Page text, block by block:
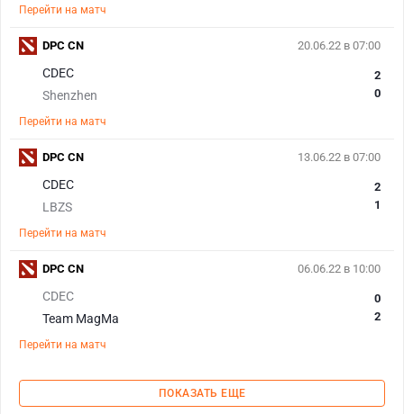
Перейти на матч
20.06.22 в 07:00
CDEC
Shenzhen
2
0
Перейти на матч
DPC CN
13.06.22 в 07:00
CDEC
LBZS
2
1
Перейти на матч
DPC CN
06.06.22 в 10:00
CDEC
Team MagMa
0
2
Перейти на матч
DPC CN
ПОКАЗАТЬ ЕЩЕ